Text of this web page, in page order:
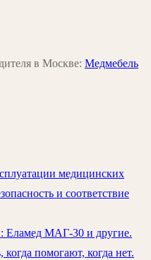
в Москве: Медмебель
медицинских
и соответствие
Еламед МАГ-30 и другие.
помогают, когда нет.